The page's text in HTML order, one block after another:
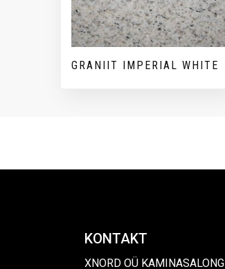
GRANIIT IMPERIAL WHITE
KONTAKT
XNORD OÜ KAMINASALONG